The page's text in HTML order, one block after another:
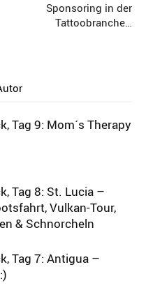
Sponsoring in der
Tattoobranche…
Tag 9: Mom´s Therapy
Tag 8: St. Lucia –
Vulkan-Tour,
& Schnorcheln
Tag 7: Antigua –